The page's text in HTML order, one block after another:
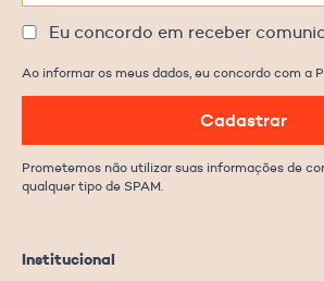
Institucional
Eu concordo em receber
Ao informar os meus dados, eu concordo com a
Cadastrar
Prometemos não utilizar suas informações de
qualquer tipo de SPAM.